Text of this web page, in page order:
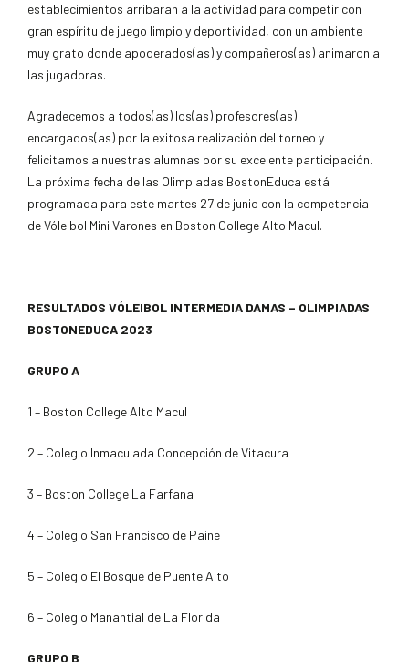
establecimientos arribaran a la actividad para competir con
gran espíritu de juego limpio y deportividad, con un ambiente
muy grato donde apoderados(as) y compañeros(as) animaron a
las jugadoras.
Agradecemos a todos(as) los(as) profesores(as)
encargados(as) por la exitosa realización del torneo y
felicitamos a nuestras alumnas por su excelente participación.
La próxima fecha de las Olimpiadas BostonEduca está
programada para este martes 27 de junio con la competencia
de Vóleibol Mini Varones en Boston College Alto Macul.
RESULTADOS VÓLEIBOL INTERMEDIA DAMAS – OLIMPIADAS
BOSTONEDUCA 2023
GRUPO A
1 – Boston College Alto Macul
2 – Colegio Inmaculada Concepción de Vitacura
3 – Boston College La Farfana
4 – Colegio San Francisco de Paine
5 – Colegio El Bosque de Puente Alto
6 – Colegio Manantial de La Florida
GRUPO B